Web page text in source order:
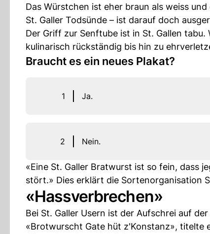
Das Würstchen ist eher braun als weiss
St. Galler Todsünde – ist darauf doch
Der Griff zur Senftube ist in St. Gallen
kulinarisch rückständig bis hin zu
Braucht es ein neues Plakat?
1 Ja.
2 Nein.
«Eine St. Galler Bratwurst ist so fein, dass
stört.» Dies erklärt die Sortenorganisation
«Hassverbrechen»
Bei St. Galler Usern ist der Aufschrei auf
«Brotwurscht Gate hüt z'Konstanz», titelte